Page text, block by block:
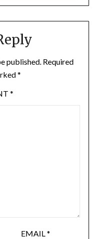
published. Required
*
*
EMAIL*